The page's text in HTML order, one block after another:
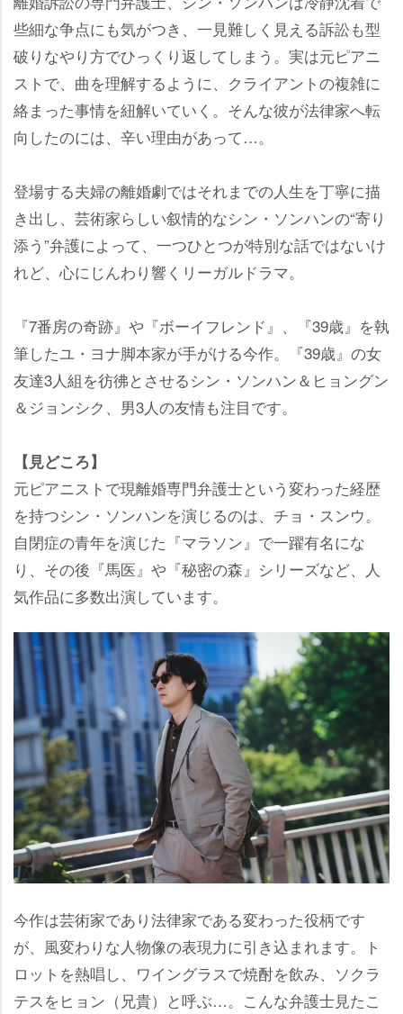
些細な争点にも気がつき、一見難しく見える訴訟も型
破りなやり方でひっくり返してしまう。実は元ピアニ
ストで、曲を理解するように、クライアントの複雑に
絡まった事情を紐解いていく。そんな彼が法律家へ転
向したのには、辛い理由があって…。
登場する夫婦の離婚劇ではそれまでの人生を丁寧に描
き出し、芸術家らしい叙情的なシン・ソンハンの“寄り
添う”弁護によって、一つひとつが特別な話ではないけ
れど、心にじんわり響くリーガルドラマ。
『7番房の奇跡』や『ボーイフレンド』、『39歳』を執
筆したユ・ヨナ脚本家が手がける今作。『39歳』の女
友達3人組を彷彿とさせるシン・ソンハン＆ヒョングン
＆ジョンシク、男3人の友情も注目です。
【見どころ】
元ピアニストで現離婚専門弁護士という変わった経歴
を持つシン・ソンハンを演じるのは、チョ・スンウ。
自閉症の青年を演じた『マラソン』で一躍有名にな
り、その後『馬医』や『秘密の森』シリーズなど、人
気作品に多数出演しています。
今作は芸術家であり法律家である変わった役柄です
が、風変わりな人物像の表現力に引き込まれます。ト
ロットを熱唱し、ワイングラスで焼酎を飲み、ソクラ
テスをヒョン（兄貴）と呼ぶ…。こんな弁護士見たこ